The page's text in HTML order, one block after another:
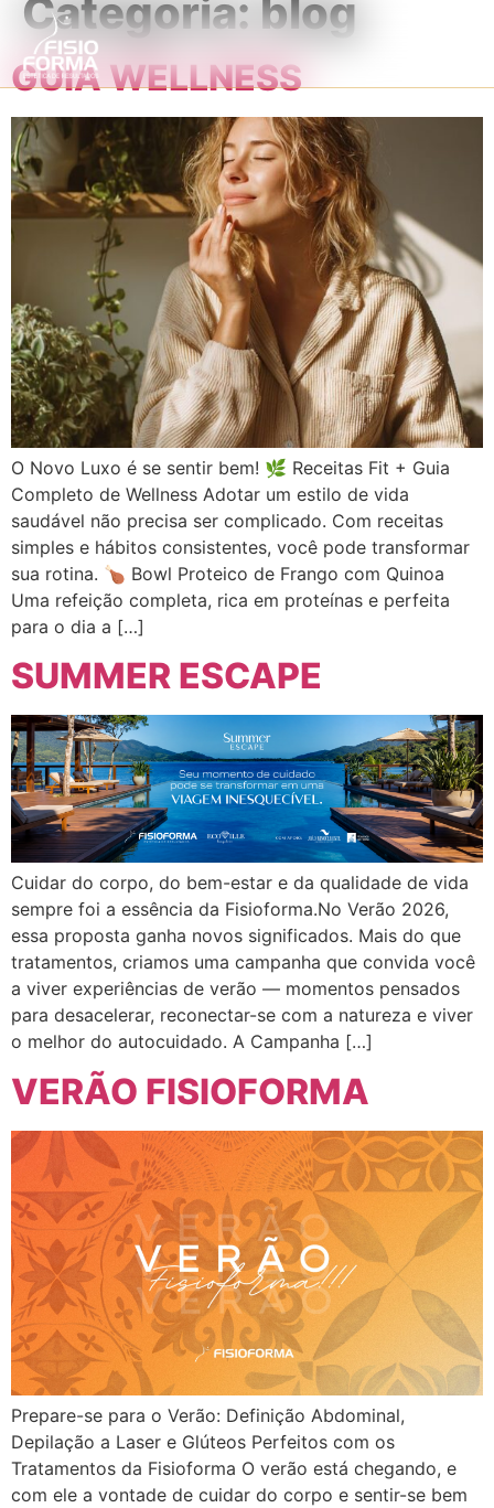
Categoria: blog
GUIA WELLNESS
O Novo Luxo é se sentir bem! 🌿 Receitas Fit + Guia
Completo de Wellness Adotar um estilo de vida
saudável não precisa ser complicado. Com receitas
simples e hábitos consistentes, você pode transformar
sua rotina. 🍗 Bowl Proteico de Frango com Quinoa
Uma refeição completa, rica em proteínas e perfeita
para o dia a […]
SUMMER ESCAPE
Cuidar do corpo, do bem-estar e da qualidade de vida
sempre foi a essência da Fisioforma.No Verão 2026,
essa proposta ganha novos significados. Mais do que
tratamentos, criamos uma campanha que convida você
a viver experiências de verão — momentos pensados
para desacelerar, reconectar-se com a natureza e viver
o melhor do autocuidado. A Campanha […]
VERÃO FISIOFORMA
Prepare-se para o Verão: Definição Abdominal,
Depilação a Laser e Glúteos Perfeitos com os
Tratamentos da Fisioforma O verão está chegando, e
com ele a vontade de cuidar do corpo e sentir-se bem